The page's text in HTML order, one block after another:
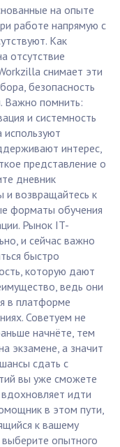
на опыте
работе напрямую с
Как
отсутствие
снимает эти
безопасность
Важно помнить:
и системность
интерес,
представление о
дневник
и возвращайтесь к
форматы обучения
Рынок IT-
и сейчас важно
быстро
которую дают
ведь они
в платформе
Советуем не
начнёте, тем
экзамене, а значит
сдать с
вы уже сможете
идти
в этом пути,
к вашему
опытного